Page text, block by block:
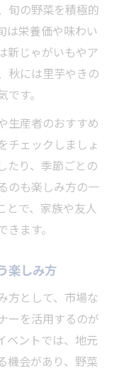
旬の野菜を積極的
は栄養価や味わい
新じゃがいもやア
秋には里芋やきの
す。
生産者のおすすめ
チェックしましょ
たり、季節ごとの
のも楽しみ方の一
とで、家族や友人
ます。
楽しみ方
方として、市場な
ーを活用するのが
ベントでは、地元
機会があり、野菜